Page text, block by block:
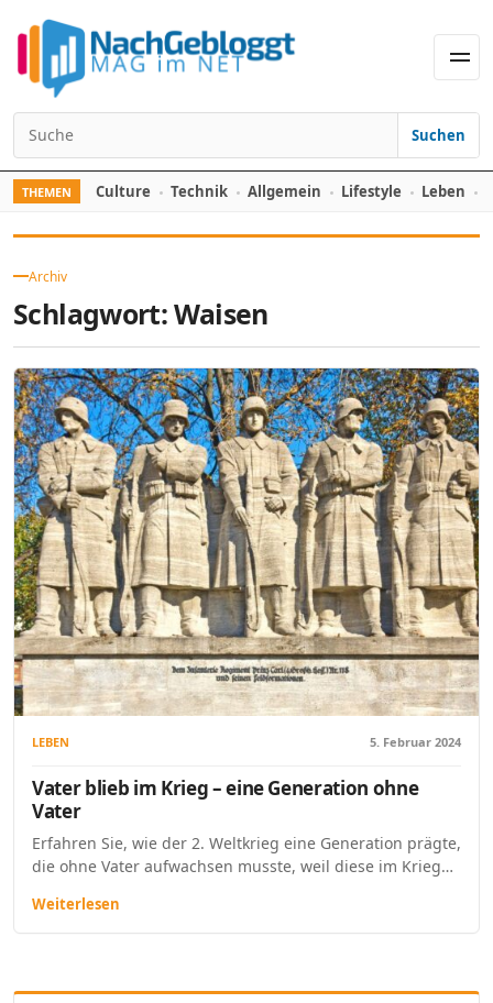
Search for:
Suchen
THEMEN Culture Technik Allgemein Lifestyle Leben
Archiv
Schlagwort:Waisen
LEBEN 5. Februar 2024
Vater blieb im Krieg – eine Generation ohne
Vater
Erfahren Sie, wie der 2. Weltkrieg eine Generation prägte,
die ohne Vater aufwachsen musste, weil diese im Krieg…
Weiterlesen